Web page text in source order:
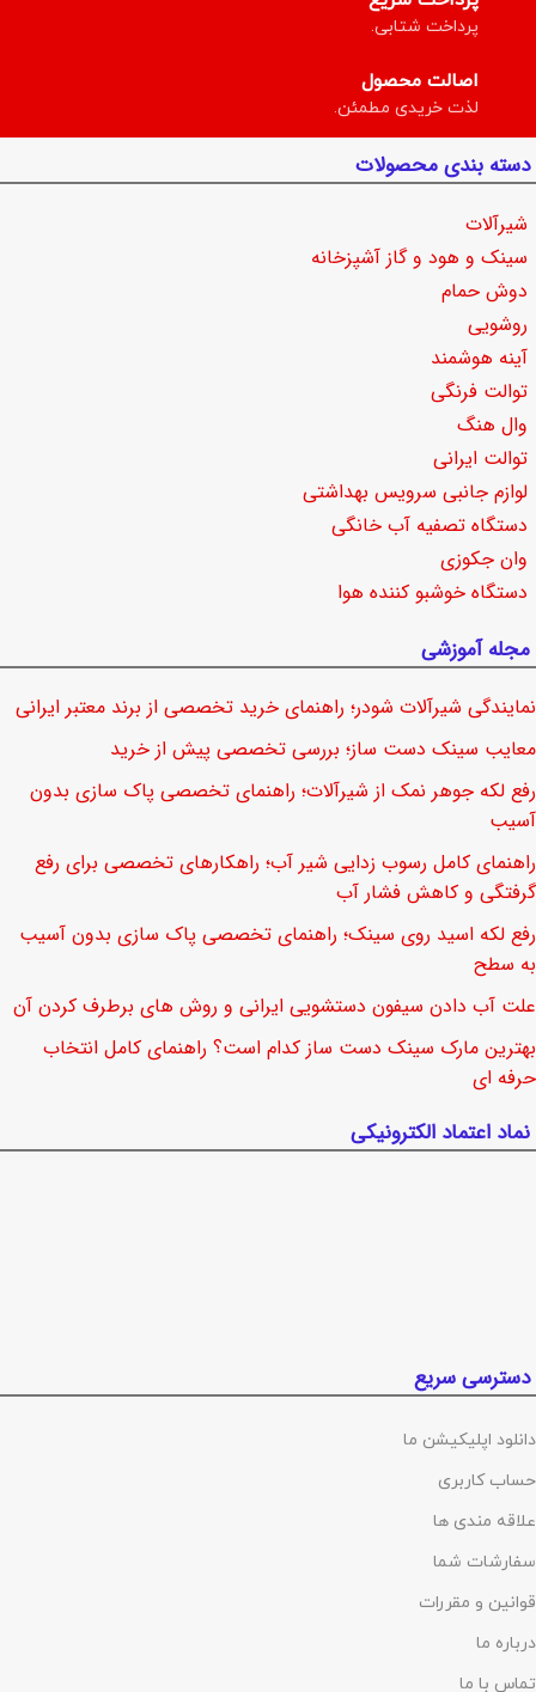
پرداخت شتابی.
اصالت محصول
لذت خریدی مطمئن.
دسته بندی محصولات
شیرآلات
سینک و هود و گاز آشپزخانه
دوش حمام
روشویی
آینه هوشمند
توالت فرنگی
وال هنگ
توالت ایرانی
لوازم جانبی سرویس بهداشتی
دستگاه تصفیه آب خانگی
وان جکوزی
دستگاه خوشبو کننده هوا
مجله آموزشی
نمایندگی شیرآلات شودر؛ راهنمای خرید تخصصی از برند معتبر ایرانی
معایب سینک دست ساز؛ بررسی تخصصی پیش از خرید
رفع لکه جوهر نمک از شیرآلات؛ راهنمای تخصصی پاک سازی بدون
آسیب
راهنمای کامل رسوب زدایی شیر آب؛ راهکارهای تخصصی برای رفع
گرفتگی و کاهش فشار آب
رفع لکه اسید روی سینک؛ راهنمای تخصصی پاک سازی بدون آسیب
به سطح
علت آب دادن سیفون دستشویی ایرانی و روش های برطرف کردن آن
بهترین مارک سینک دست ساز کدام است؟ راهنمای کامل انتخاب
حرفه ای
نماد اعتماد الکترونیکی
دسترسی سریع
دانلود اپلیکیشن ما
حساب کاربری
علاقه مندی ها
سفارشات شما
قوانین و مقررات
درباره ما
تماس با ما